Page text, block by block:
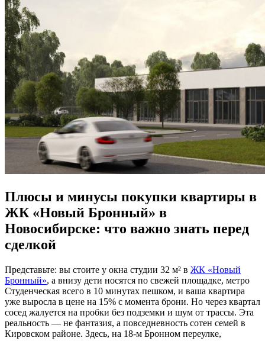
Плюсы и минусы покупки квартиры в
ЖК «Новый Бронный» в
Новосибирске: что важно знать перед
сделкой
Представьте: вы стоите у окна студии 32 м² в ЖК «Новый
Бронный», а внизу дети носятся по свежей площадке, метро
Студенческая всего в 10 минутах пешком, и ваша квартира
уже выросла в цене на 15% с момента брони. Но через квартал
сосед жалуется на пробки без подземки и шум от трассы. Эта
реальность — не фантазия, а повседневность сотен семей в
Кировском районе. Здесь, на 18-м Бронном переулке,